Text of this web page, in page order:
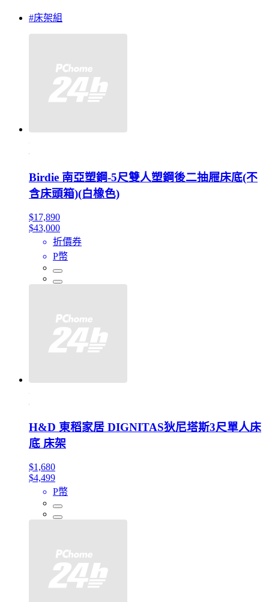
#床架組
Birdie 南亞塑鋼-5尺雙人塑鋼後二抽屜床底(不
含床頭箱)(白橡色)
$17,890
$43,000
折價券
P幣
H&D 東稻家居 DIGNITAS狄尼塔斯3尺單人床
底 床架
$1,680
$4,499
P幣